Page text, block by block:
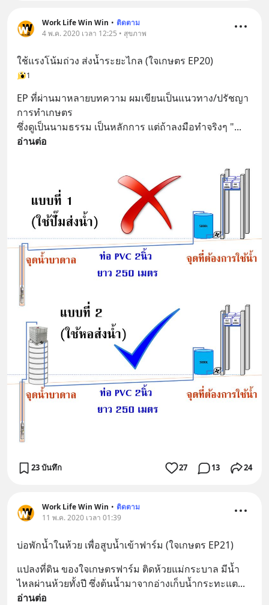
Work Life Win Win • ติดตาม
4 พ.ค. 2020 เวลา 12:25 • สุขภาพ
ใช้แรงโน้มถ่วง ส่งน้ำระยะไกล (ใจเกษตร EP20)
1
EP ที่ผ่านมาหลายบทความ ผมเขียนเป็นแนวทาง/ปรัชญา
การทำเกษตร
ซึ่งดูเป็นนามธรรม เป็นหลักการ แต่ถ้าลงมือทำจริงๆ "
อ่านต่อ
23 บันทึก 27 13 24
Work Life Win Win • ติดตาม
11 พ.ค. 2020 เวลา 01:39
บ่อพักน้ำในห้วย เพื่อสูบน้ำเข้าฟาร์ม (ใจเกษตร EP21)
แปลงที่ดิน ของใจเกษตรฟาร์ม ติดห้วยแม่กระบาล มีน้ำ
ไหลผ่านห้วยทั้งปี ซึ่งต้นน้ำมาจากอ่างเก็บน้ำกระทะแต
อ่านต่อ